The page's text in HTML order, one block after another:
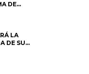
DE
DE
UN
LA
DE SU